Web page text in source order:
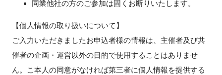
同業他社の方のご参加は固くお断りいたします。
【個人情報の取り扱いについて】
ご入力いただきましたお申込者様の情報は、主催者及び共
催者の企画・運営以外の目的で使用することはありませ
ん。こ本人の同意がなければ第三者に個人情報を提供する